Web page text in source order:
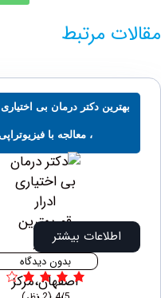
مرتبط
دکتر درمان بی اختیاری ادرار قم
، معالجه با فیزیوتراپی
اطلاعات بیشتر
بدون دیدگاه